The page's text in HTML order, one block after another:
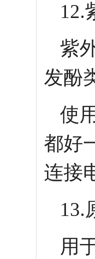
12.
紫
发酚
使
都好
连接
13.
用